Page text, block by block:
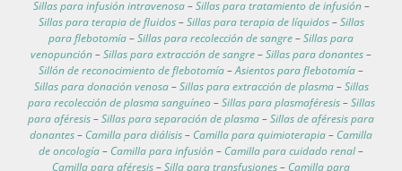
Sillas para infusión intravenosa–Sillas para tratamiento de infusión–
Sillas para terapia de fluidos–Sillas para terapia de líquidos–Sillas
para flebotomía–Sillas para recolección de sangre–Sillas para
venopunción–Sillas para extracción de sangre–Sillas para donantes–
Sillón de reconocimiento de flebotomía–Asientos para flebotomía–
Sillas para donación venosa–Sillas para extracción de plasma–Sillas
para recolección de plasma sanguíneo –Sillas para plasmaféresis–Sillas
para aféresis–Sillas para separación de plasma–Sillas de aféresis para
donantes– Camilla para diálisis– Camilla para quimioterapia– Camilla
de oncología– Camilla para infusión– Camilla para cuidado renal–
Camilla para aféresis–Silla para transfusiones– Camilla para